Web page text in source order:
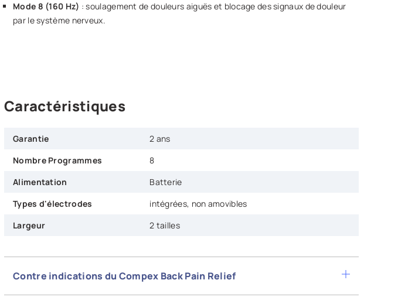
Mode 8 (160 Hz) : soulagement de douleurs aiguës et blocage des signaux de douleur
par le système nerveux.
Caractéristiques
Garantie
2 ans
Nombre Programmes
8
Alimentation
Batterie
Types d'électrodes
intégrées, non amovibles
Largeur
2 tailles
Contre indications du Compex Back Pain Relief